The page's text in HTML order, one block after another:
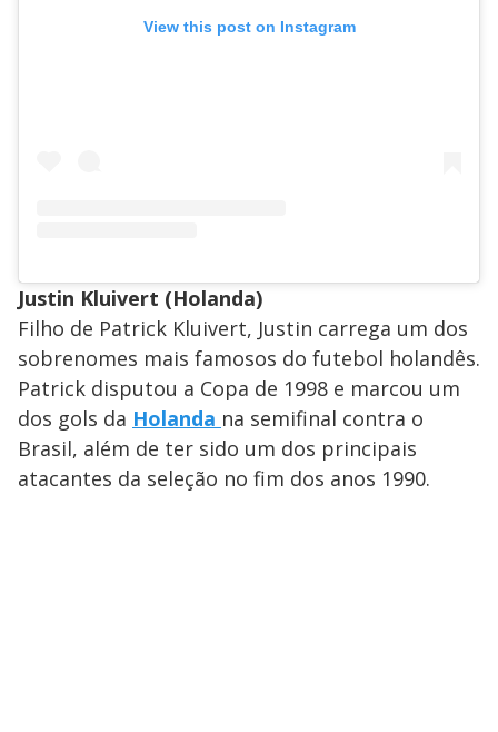
View this post on Instagram
Justin Kluivert (Holanda)
Filho de Patrick Kluivert, Justin carrega um dos
sobrenomes mais famosos do futebol holandês.
Patrick disputou a Copa de 1998 e marcou um
dos gols da Holanda na semifinal contra o
Brasil, além de ter sido um dos principais
atacantes da seleção no fim dos anos 1990.